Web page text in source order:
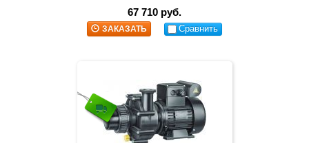
67 710 руб.
ЗАКАЗАТЬ Сравнить